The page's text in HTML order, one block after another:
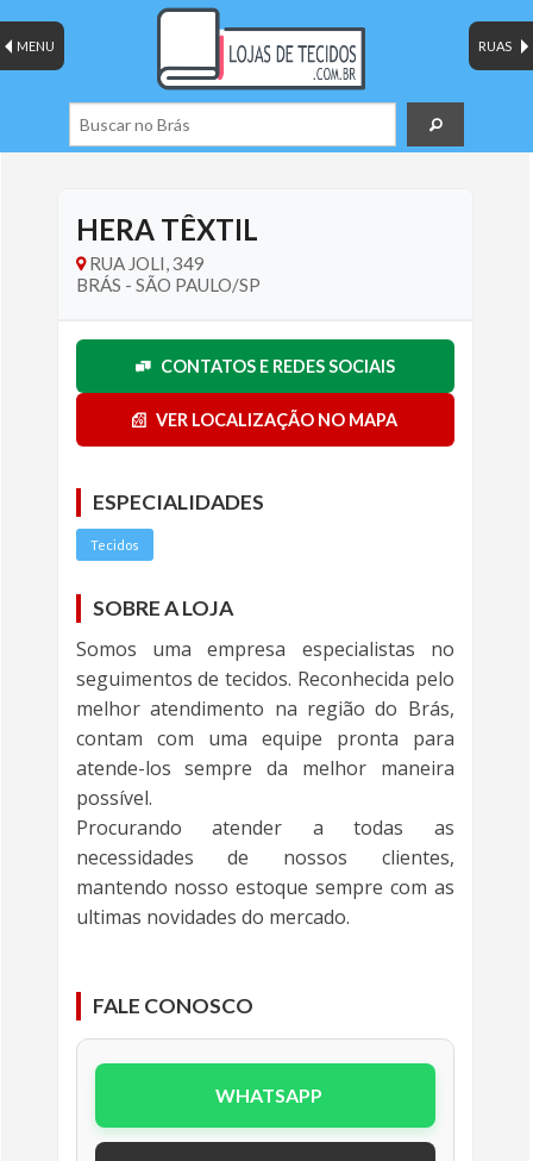
RUAS
MENU
HERA TÊXTIL
RUA JOLI, 349
BRÁS - SÃO PAULO/SP
CONTATOS E REDES SOCIAIS
VER LOCALIZAÇÃO NO MAPA
ESPECIALIDADES
Tecidos
SOBRE A LOJA
Somos uma empresa especialistas no
seguimentos de tecidos. Reconhecida pelo
melhor atendimento na região do Brás,
contam com uma equipe pronta para
atende-los sempre da melhor maneira
possível.
Procurando atender a todas as
necessidades de nossos clientes,
mantendo nosso estoque sempre com as
ultimas novidades do mercado.
FALE CONOSCO
WHATSAPP